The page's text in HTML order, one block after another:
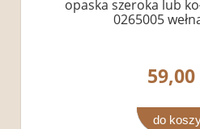
opaska szeroka lub
0265005
59,00
do